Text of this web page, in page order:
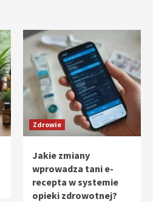
Zdrowie
Jakie zmiany
wprowadza tani e-
recepta w systemie
opieki zdrowotnej?